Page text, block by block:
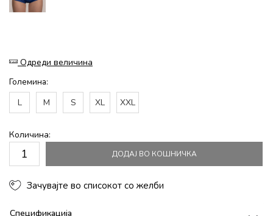
Одреди величина
Големина:
L
M S XL XXL
Количина:
ДОДАЈ ВО КОШНИЧКА
Зачувајте во списокот со желби
Спецификација